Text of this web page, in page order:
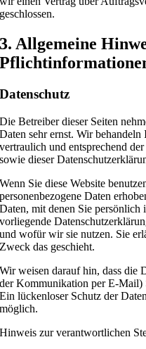
geschlossen.
3. Allgemeine
Datenschutz
Die Betreiber dieser Seiten
Daten sehr ernst. Wir behandeln
vertraulich und entsprechend
sowie dieser
Wenn Sie diese Website
personenbezogene Daten
Daten, mit denen Sie
vorliegende
und wofür wir sie nutzen. Sie
Zweck das geschieht.
Wir weisen darauf hin, dass die
der Kommunikation per E-Mail)
Ein lückenloser Schutz der
möglich.
Hinweis zur verantwortlichen